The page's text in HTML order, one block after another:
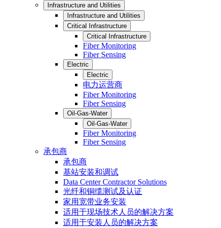
Infrastructure and Utilities
Infrastructure and Utilities
Critical Infrastructure
Critical Infrastructure
Fiber Monitoring
Fiber Sensing
Electric
Electric
电力运营商
Fiber Monitoring
Fiber Sensing
Oil-Gas-Water
Oil-Gas-Water
Fiber Monitoring
Fiber Sensing
承包商
承包商
基站安装和调试
Data Center Contractor Solutions
光纤和铜缆测试及认证
家用宽带业务安装
适用于现场技术人员的解决方案
适用于安装人员的解决方案